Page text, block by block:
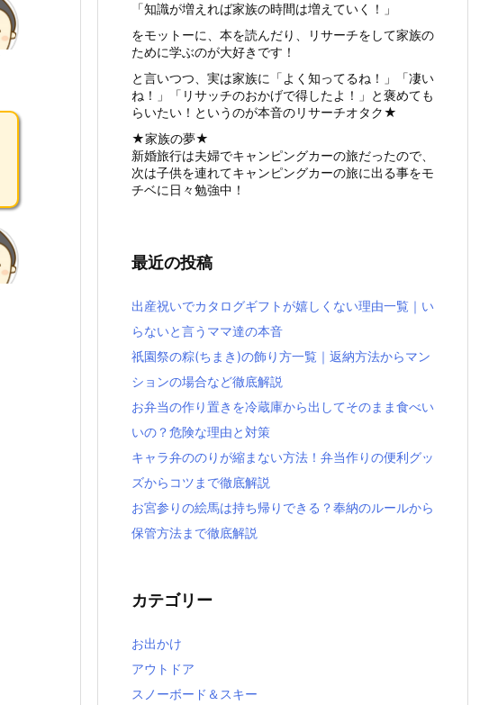
「知識が増えれば家族の時間は増えていく！」
をモットーに、本を読んだり、リサーチをして家族の
ために学ぶのが大好きです！
と言いつつ、実は家族に「よく知ってるね！」「凄い
ね！」「リサッチのおかげで得したよ！」と褒めても
らいたい！というのが本音のリサーチオタク★
★家族の夢★
新婚旅行は夫婦でキャンピングカーの旅だったので、
次は子供を連れてキャンピングカーの旅に出る事をモ
チベに日々勉強中！
最近の投稿
出産祝いでカタログギフトが嬉しくない理由一覧｜い
らないと言うママ達の本音
祇園祭の粽(ちまき)の飾り方一覧｜返納方法からマン
ションの場合など徹底解説
お弁当の作り置きを冷蔵庫から出してそのまま食べい
いの？危険な理由と対策
キャラ弁ののりが縮まない方法！弁当作りの便利グッ
ズからコツまで徹底解説
お宮参りの絵馬は持ち帰りできる？奉納のルールから
保管方法まで徹底解説
カテゴリー
お出かけ
アウトドア
スノーボード＆スキー